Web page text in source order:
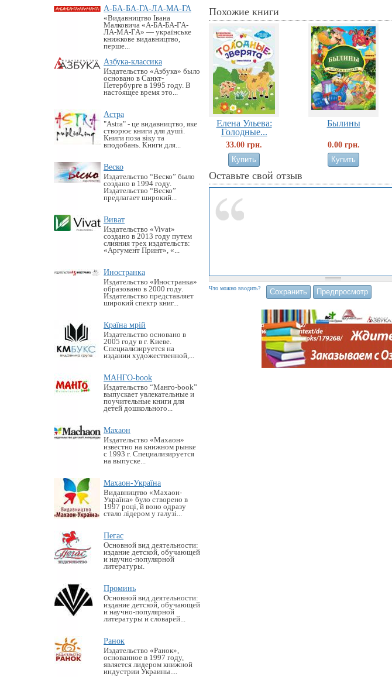
А-БА-БА-ГА-ЛА-МА-ГА
«Видавництво Івана
Малковича «А-БА-БА-ГА-
ЛА-МА-ГА» — українське
книжкове видавництво,
перше...
Азбука-классика
Издательство «Азбука» было
основано в Санкт-
Петербурге в 1995 году. В
настоящее время это...
Астра
"Astra" - це видавництво, яке
створює книги для душі.
Книги поза віку та
вподобань. Книги для...
Веско
Издательство “Веско” было
создано в 1994 году.
Издательство “Веско”
предлагает широкий...
Виват
Издательство «Vivat»
создано в 2013 году путем
слияния трех издательств:
«Аргумент Принт», «...
Иностранка
Издательство «Иностранка»
образовано в 2000 году.
Издательство представляет
широкий спектр книг...
Країна мрій
Издательство основано в
2005 году в г. Киеве.
Специализируется на
издании художественной,...
МАНГО-book
Издательство “Манго-book”
выпускает увлекательные и
поучительные книги для
детей дошкольного...
Махаон
Издательство «Махаон»
известно на книжном рынке
с 1993 г. Специализируется
на выпуске...
Махаон-Україна
Видавництво «Махаон-
Україна» було створено в
1997 році, й воно одразу
стало лідером у галузі...
Пегас
Основной вид деятельности:
издание детской, обучающей
и научно-популярной
литературы.
Проминь
Основной вид деятельности:
издание детской, обучающей
и научно-популярной
литературы и словарей...
Ранок
Издательство «Ранок»,
основанное в 1997 году,
является лидером книжной
индустрии Украины....
Похожие книги
Елена Ульева:
Голодные...
33.00 грн.
Былины
0.00 грн.
Оставьте свой отзыв
Что можно вводить?